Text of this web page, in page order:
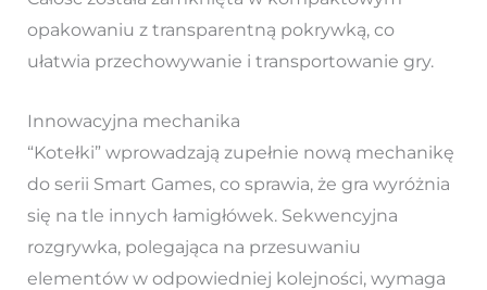
opakowaniu z transparentną pokrywką, co
ułatwia przechowywanie i transportowanie gry.
Innowacyjna mechanika
“Kotełki” wprowadzają zupełnie nową mechanikę
do serii Smart Games, co sprawia, że gra wyróżnia
się na tle innych łamigłówek. Sekwencyjna
rozgrywka, polegająca na przesuwaniu
elementów w odpowiedniej kolejności, wymaga